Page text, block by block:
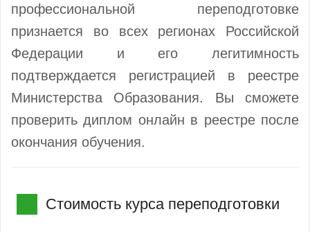
профессиональной переподготовке
признается во всех регионах Российской
Федерации и его легитимность
подтверждается регистрацией в реестре
Министерства Образования. Вы сможете
проверить диплом онлайн в реестре после
окончания обучения.
Стоимость курса переподготовки